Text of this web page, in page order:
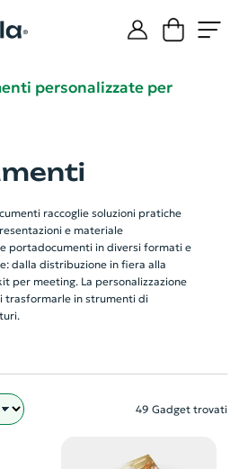
personalizzate per
raccoglie soluzioni pratiche
e materiale
portadocumenti in diversi formati e
dalla distribuzione in fiera alla
per meeting. La personalizzazione
trasformarle in strumenti di
49 Gadget trovati